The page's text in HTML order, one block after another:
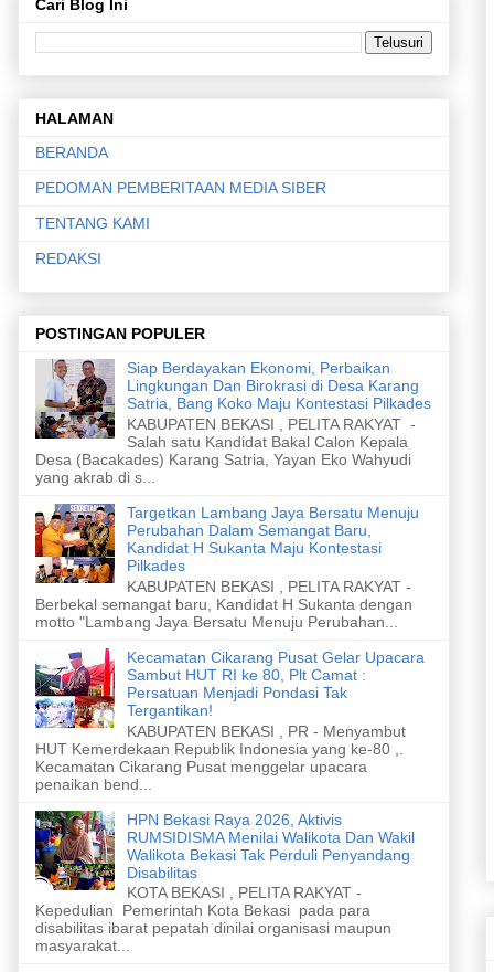
Cari Blog Ini
HALAMAN
BERANDA
PEDOMAN PEMBERITAAN MEDIA SIBER
TENTANG KAMI
REDAKSI
POSTINGAN POPULER
Siap Berdayakan Ekonomi, Perbaikan
Lingkungan Dan Birokrasi di Desa Karang
Satria, Bang Koko Maju Kontestasi Pilkades
KABUPATEN BEKASI , PELITA RAKYAT -
Salah satu Kandidat Bakal Calon Kepala
Desa (Bacakades) Karang Satria, Yayan Eko Wahyudi
yang akrab di s...
Targetkan Lambang Jaya Bersatu Menuju
Perubahan Dalam Semangat Baru,
Kandidat H Sukanta Maju Kontestasi
Pilkades
KABUPATEN BEKASI , PELITA RAKYAT -
Berbekal semangat baru, Kandidat H Sukanta dengan
motto "Lambang Jaya Bersatu Menuju Perubahan...
Kecamatan Cikarang Pusat Gelar Upacara
Sambut HUT RI ke 80, Plt Camat :
Persatuan Menjadi Pondasi Tak
Tergantikan!
KABUPATEN BEKASI , PR - Menyambut
HUT Kemerdekaan Republik Indonesia yang ke-80 ,.
Kecamatan Cikarang Pusat menggelar upacara
penaikan bend...
HPN Bekasi Raya 2026, Aktivis
RUMSIDISMA Menilai Walikota Dan Wakil
Walikota Bekasi Tak Perduli Penyandang
Disabilitas
KOTA BEKASI , PELITA RAKYAT -
Kepedulian Pemerintah Kota Bekasi pada para
disabilitas ibarat pepatah dinilai organisasi maupun
masyarakat...